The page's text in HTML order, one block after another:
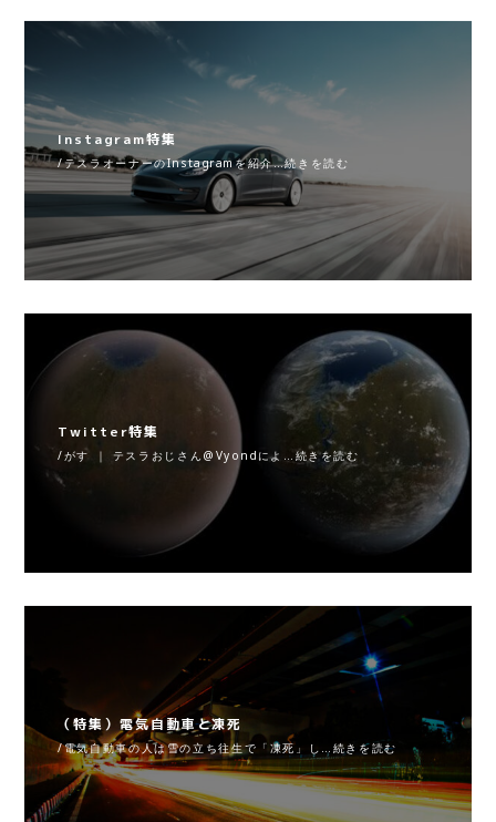
Instagram特集
/テスラオーナーのInstagramを紹介…続きを読む
Twitter特集
/がす ｜ テスラおじさん@Vyondによ…続きを読む
（特集）電気自動車と凍死
/電気自動車の人は雪の立ち往生で「凍死」し…続きを読む